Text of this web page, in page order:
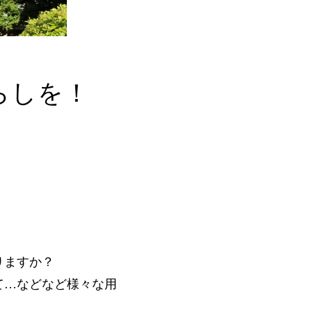
を！
すか？
…などなど様々な用